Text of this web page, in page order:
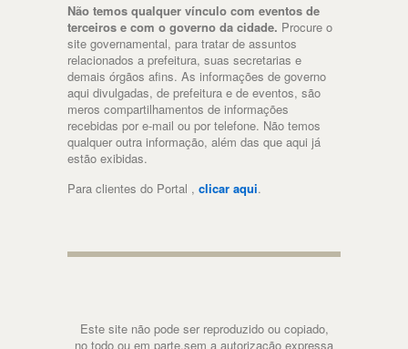
Não temos qualquer vínculo com eventos de
terceiros e com o governo da cidade. Procure o
site governamental, para tratar de assuntos
relacionados a prefeitura, suas secretarias e
demais órgãos afins. As informações de governo
aqui divulgadas, de prefeitura e de eventos, são
meros compartilhamentos de informações
recebidas por e-mail ou por telefone. Não temos
qualquer outra informação, além das que aqui já
estão exibidas.
Para clientes do Portal , clicar aqui.
Este site não pode ser reproduzido ou copiado,
no todo ou em parte,sem a autorização expressa